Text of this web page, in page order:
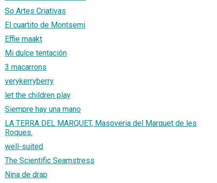
So Artes Criativas
El cuartito de Montsemi
Effie maakt
Mi dulce tentación
3 macarrons
verykerryberry
let the children play
Siempre hay una mano
LA TERRA DEL MARQUET, Masoveria del Marquet de les
Roques.
well-suited
The Scientific Seamstress
Nina de drap